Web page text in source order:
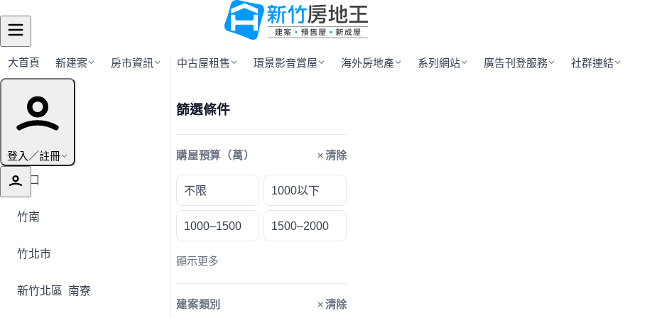
大首頁 新建案 房市資訊 中古屋租售 環景影音賞屋 海外房地產 系列網站 廣告刊登服務 社群連結
登入／註冊
行政區導覽
湖口
竹南
竹北市
新竹北區 南寮
篩選條件
購屋預算（萬） 清除
不限 1000以下
1000–1500 1500–2000
顯示更多
建案類別 清除